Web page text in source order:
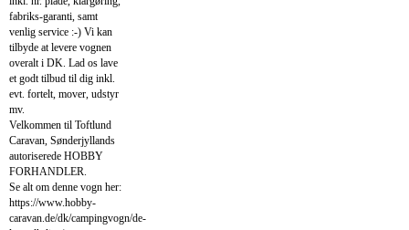
fabriks-garanti, samt
venlig service :-) Vi kan
tilbyde at levere vognen
overalt i DK. Lad os lave
et godt tilbud til dig inkl.
evt. fortelt, mover, udstyr
mv.
Velkommen til Toftlund
Caravan, Sønderjyllands
autoriserede HOBBY
FORHANDLER.
Se alt om denne vogn her:
https://www.hobby-
caravan.de/dk/campingvogn/de-